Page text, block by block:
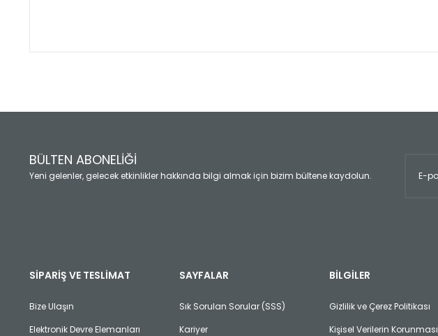
Ürün açıklamasında eksik bilgiler bulunuyor.
Ürün fiyatı diğer sitelerden daha pahalı.
Bu ürüne benzer farklı alternatifler olmalı.
BÜLTEN ABONELİĞİ
Yeni gelenler, gelecek etkinlikler hakkında bilgi almak için bizim bültene kaydolun.
SİPARİŞ VE TESLİMAT
Bize Ulaşın
Elektronik Devre Elemanları
SAYFALAR
Sık Sorulan Sorular (SSS)
Kariyer
BİLGİLER
Gizlilik ve Çerez Politikası
Kişisel Verilerin Korunması